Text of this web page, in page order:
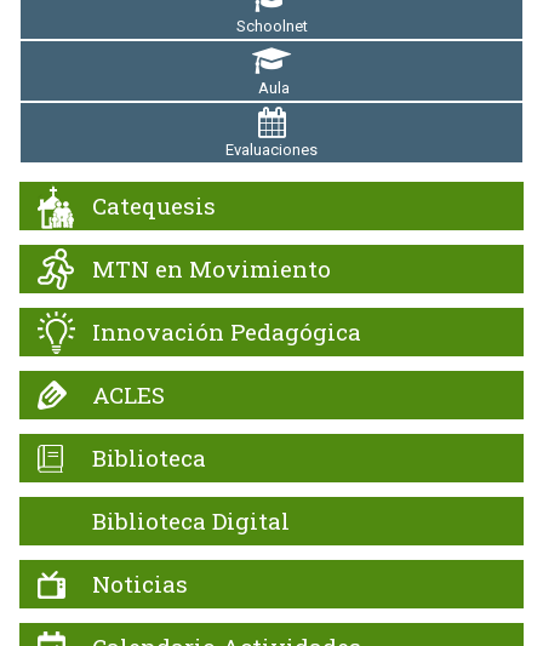
Schoolnet
Aula
Evaluaciones
Catequesis
MTN en Movimiento
Innovación Pedagógica
ACLES
Biblioteca
Biblioteca Digital
Noticias